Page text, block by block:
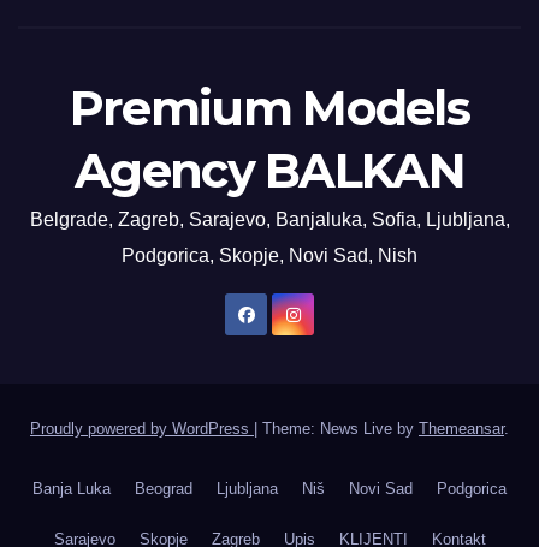
Premium Models
Agency BALKAN
Belgrade, Zagreb, Sarajevo, Banjaluka, Sofia, Ljubljana,
Podgorica, Skopje, Novi Sad, Nish
Proudly powered by WordPress Theme: News Live by Themeansar.
Banja Luka Beograd Ljubljana Niš Novi Sad Podgorica
Sarajevo Skopje Zagreb Upis KLIJENTI Kontakt